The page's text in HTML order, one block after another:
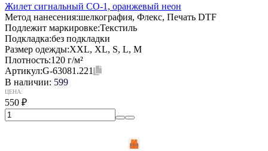
Жилет сигнальный СО-1, оранжевый неон
Метод нанесения:шелкография, Флекс, Печать DTF
Подлежит маркировке:Текстиль
Подкладка:без подкладки
Размер одежды:XXL, XL, S, L, M
Плотность:120 г/м²
Артикул:G-63081.221
В наличии: 599
ЦЕНА:
550 ₽